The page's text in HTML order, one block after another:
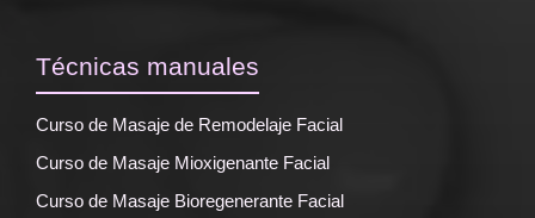
Técnicas manuales
Curso de Masaje de Remodelaje Facial
Curso de Masaje Mioxigenante Facial
Curso de Masaje Bioregenerante Facial